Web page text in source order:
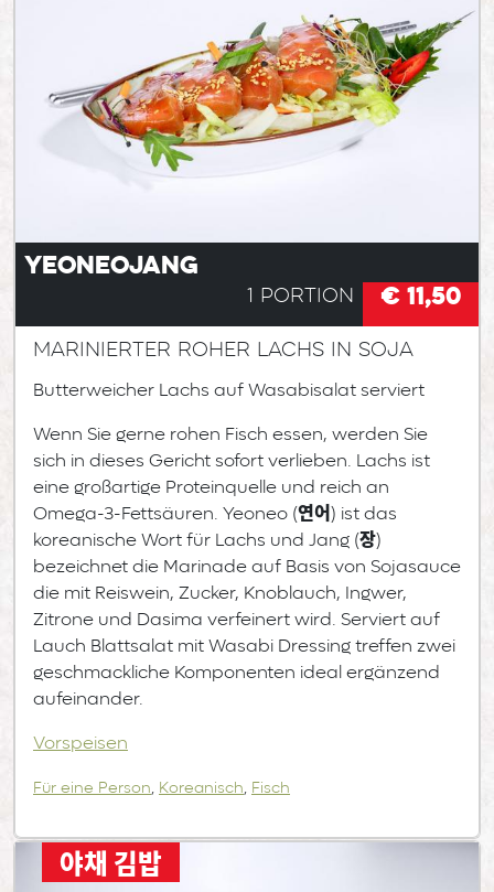
Yeoneojang
1 Portion € 11,50
Marinierter roher Lachs in Soja
Butterweicher Lachs auf Wasabisalat serviert
Wenn Sie gerne rohen Fisch essen, werden Sie
sich in dieses Gericht sofort verlieben. Lachs ist
eine großartige Proteinquelle und reich an
Omega-3-Fettsäuren. Yeoneo (연어) ist das
koreanische Wort für Lachs und Jang (장)
bezeichnet die Marinade auf Basis von Sojasauce
die mit Reiswein, Zucker, Knoblauch, Ingwer,
Zitrone und Dasima verfeinert wird. Serviert auf
Lauch Blattsalat mit Wasabi Dressing treffen zwei
geschmackliche Komponenten ideal ergänzend
aufeinander.
Vorspeisen
Für eine Person, Koreanisch, Fisch
야채 김밥